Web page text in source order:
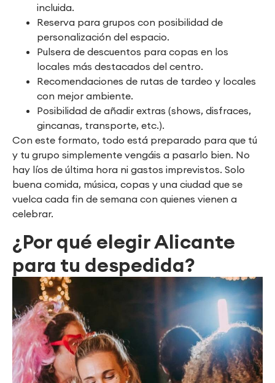
incluida.
Reserva para grupos con posibilidad de
personalización del espacio.
Pulsera de descuentos para copas en los
locales más destacados del centro.
Recomendaciones de rutas de tardeo y locales
con mejor ambiente.
Posibilidad de añadir extras (shows, disfraces,
gincanas, transporte, etc.).
Con este formato, todo está preparado para que tú
y tu grupo simplemente vengáis a pasarlo bien. No
hay líos de última hora ni gastos imprevistos. Solo
buena comida, música, copas y una ciudad que se
vuelca cada fin de semana con quienes vienen a
celebrar.
¿Por qué elegir Alicante
para tu despedida?